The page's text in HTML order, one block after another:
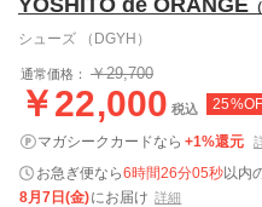
シューズ （DGYH）
通常価格： ￥29,700
￥22,000 税込
マガシークカードなら +1%還元
お急ぎ便なら6時間26分04秒以内
8月7日(金)にお届け 詳細